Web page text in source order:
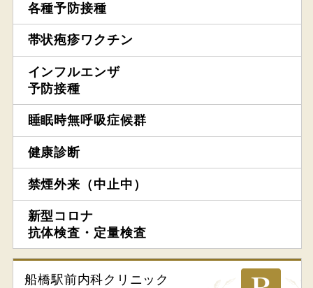
各種予防接種
帯状疱疹ワクチン
インフルエンザ
予防接種
睡眠時無呼吸症候群
健康診断
禁煙外来（中止中）
新型コロナ
抗体検査・定量検査
船橋駅前内科クリニック